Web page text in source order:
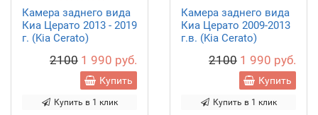
Камера заднего вида
Киа Церато 2013 - 2019
г. (Kia Cerato)
2100 1 990 руб.
Купить
Купить в 1 клик
Камера заднего вида
Киа Церато 2009-2013
г.в. (Kia Cerato)
2100 1 990 руб.
Купить
Купить в 1 клик